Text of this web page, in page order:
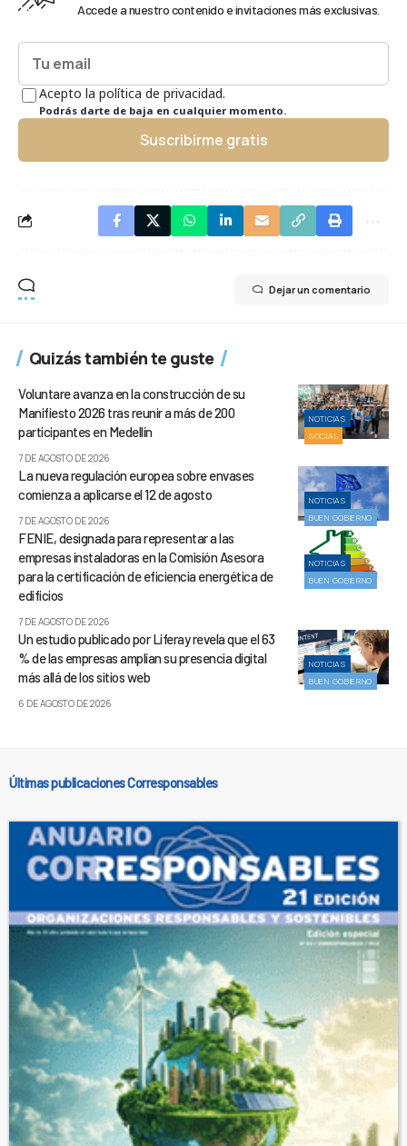
Accede a nuestro contenido e invitaciones más exclusivas.
Acepto la política de privacidad.
Podrás darte de baja en cualquier momento.
Suscribirme gratis
Dejar un comentario
Quizás también te guste
NOTICIAS
SOCIAL
Voluntare avanza en la construcción de su
Manifiesto 2026 tras reunir a más de 200
participantes en Medellín
7 DE AGOSTO DE 2026
NOTICIAS
BUEN GOBIERNO
La nueva regulación europea sobre envases
comienza a aplicarse el 12 de agosto
7 DE AGOSTO DE 2026
NOTICIAS
BUEN GOBIERNO
FENIE, designada para representar a las
empresas instaladoras en la Comisión Asesora
para la certificación de eficiencia energética de
edificios
7 DE AGOSTO DE 2026
NOTICIAS
BUEN GOBIERNO
Un estudio publicado por Liferay revela que el 63
% de las empresas amplían su presencia digital
más allá de los sitios web
6 DE AGOSTO DE 2026
Últimas publicaciones Corresponsables